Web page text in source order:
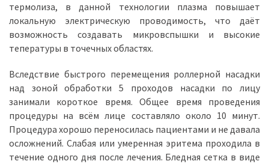
термолиза, в данной технологии плазма повышает
локальную электрическую проводимость, что даёт
возможность создавать микровспышки и высокие
тепературы в точечных областях.
Вследствие быстрого перемещения роллерной насадки
над зоной обработки 5 проходов насадки по лицу
занимали короткое время. Общее время проведения
процедуры на всём лице составляло около 10 минут.
Процедура хорошо переносилась пациентами и не давала
осложнений. Слабая или умеренная эритема проходила в
течение одного дня после лечения. Бледная сетка в виде